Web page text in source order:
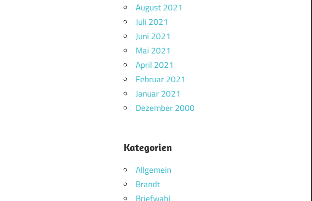
August 2021
Juli 2021
Juni 2021
Mai 2021
April 2021
Februar 2021
Januar 2021
Dezember 2000
Kategorien
Allgemein
Brandt